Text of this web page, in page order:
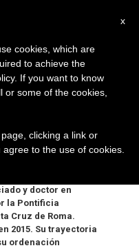
y doctor en
la Pontificia
Cruz de Roma.
2015. Su trayectoria
ordenación
x
cookies, which are
to achieve the
If you want to know
or some of the cookies,
clicking a link or
to the use of cookies.